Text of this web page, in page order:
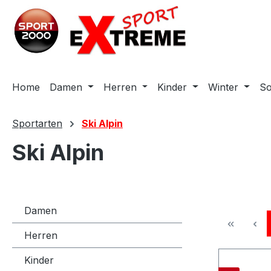
Hauptinhalt springen
Zur Suche springen
Zur Hauptnavigation springen
Home Damen Herren Kinder Winter
Sportarten Ski Alpin
Ski Alpin
Damen
Herren
Kinder